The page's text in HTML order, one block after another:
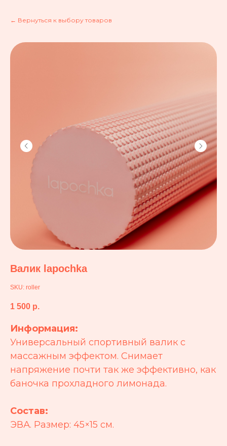
← Вернуться к выбору товаров
Валик lapochka
SKU: roller
1 500 р.
Информация:
Универсальный спортивный валик с
массажным эффектом. Снимает
напряжение почти так же эффективно, как
баночка прохладного лимонада.
Состав:
ЭВА. Размер: 45×15 см.